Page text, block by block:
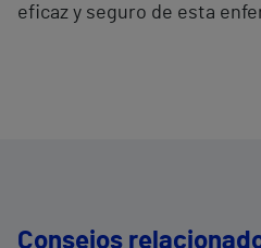
eficaz y seguro de esta
Consejos